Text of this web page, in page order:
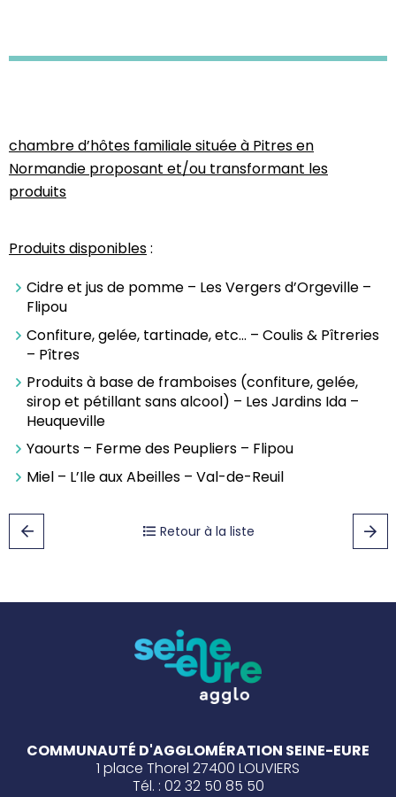
chambre d’hôtes familiale située à Pitres en
Normandie proposant et/ou transformant les
produits
Produits disponibles:
Cidre et jus de pomme – Les Vergers d’Orgeville –
Flipou
Confiture, gelée, tartinade, etc… – Coulis & Pîtreries
– Pîtres
Produits à base de framboises (confiture, gelée,
sirop et pétillant sans alcool) – Les Jardins Ida –
Heuqueville
Yaourts – Ferme des Peupliers – Flipou
Miel – L’Ile aux Abeilles – Val-de-Reuil
Retour à la liste
COMMUNAUTÉ D'AGGLOMÉRATION SEINE-EURE
1 place Thorel 27400 LOUVIERS
Tél. : 02 32 50 85 50